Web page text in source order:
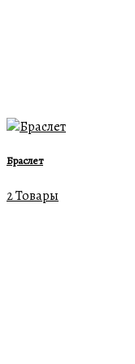
Браслет
2 Товары